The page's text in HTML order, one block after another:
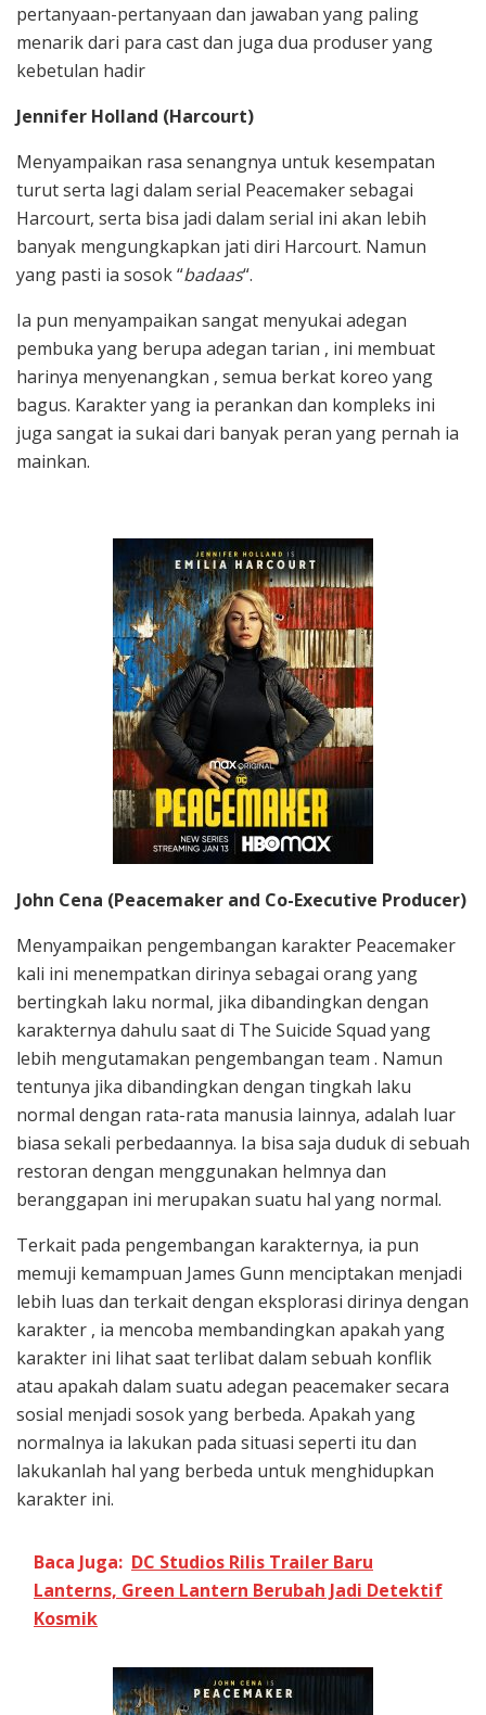
pertanyaan-pertanyaan dan jawaban yang paling
menarik dari para cast dan juga dua produser yang
kebetulan hadir
Jennifer Holland (Harcourt)
Menyampaikan rasa senangnya untuk kesempatan
turut serta lagi dalam serial Peacemaker sebagai
Harcourt, serta bisa jadi dalam serial ini akan lebih
banyak mengungkapkan jati diri Harcourt. Namun
yang pasti ia sosok “badaas“.
Ia pun menyampaikan sangat menyukai adegan
pembuka yang berupa adegan tarian , ini membuat
harinya menyenangkan , semua berkat koreo yang
bagus. Karakter yang ia perankan dan kompleks ini
juga sangat ia sukai dari banyak peran yang pernah ia
mainkan.
John Cena (Peacemaker and Co-Executive Producer)
Menyampaikan pengembangan karakter Peacemaker
kali ini menempatkan dirinya sebagai orang yang
bertingkah laku normal, jika dibandingkan dengan
karakternya dahulu saat di The Suicide Squad yang
lebih mengutamakan pengembangan team . Namun
tentunya jika dibandingkan dengan tingkah laku
normal dengan rata-rata manusia lainnya, adalah luar
biasa sekali perbedaannya. Ia bisa saja duduk di sebuah
restoran dengan menggunakan helmnya dan
beranggapan ini merupakan suatu hal yang normal.
Terkait pada pengembangan karakternya, ia pun
memuji kemampuan James Gunn menciptakan menjadi
lebih luas dan terkait dengan eksplorasi dirinya dengan
karakter , ia mencoba membandingkan apakah yang
karakter ini lihat saat terlibat dalam sebuah konflik
atau apakah dalam suatu adegan peacemaker secara
sosial menjadi sosok yang berbeda. Apakah yang
normalnya ia lakukan pada situasi seperti itu dan
lakukanlah hal yang berbeda untuk menghidupkan
karakter ini.
Baca Juga: DC Studios Rilis Trailer Baru
Lanterns, Green Lantern Berubah Jadi Detektif
Kosmik